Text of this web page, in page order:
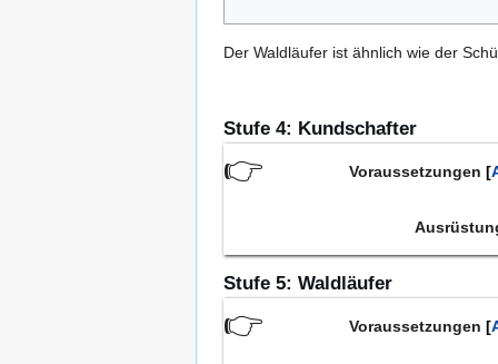
Der Waldläufer ist ähnlich wie der
Stufe 4: Kundschafter
👉 Voraussetzungen
Stufe 5: Waldläufer
👉 Voraussetzungen